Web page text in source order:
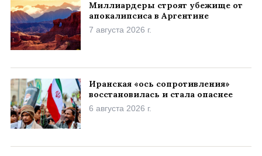
Миллиардеры строят убежище от
апокалипсиса в Аргентине
7 августа 2026 г.
Иранская «ось сопротивления»
восстановилась и стала опаснее
6 августа 2026 г.